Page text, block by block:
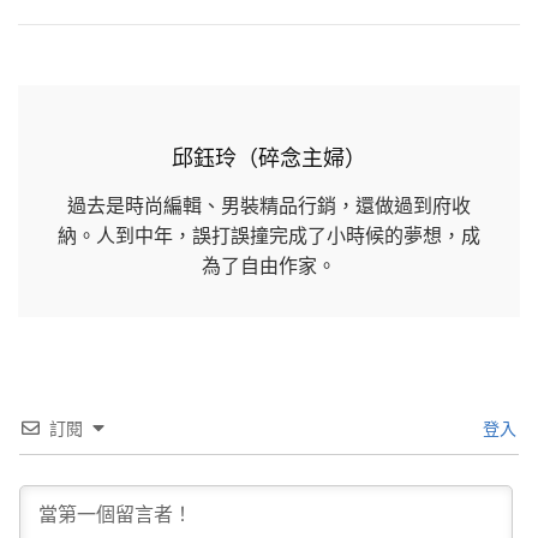
邱鈺玲（碎念主婦）
過去是時尚編輯、男裝精品行銷，還做過到府收
納。人到中年，誤打誤撞完成了小時候的夢想，成
為了自由作家。
訂閱 登入